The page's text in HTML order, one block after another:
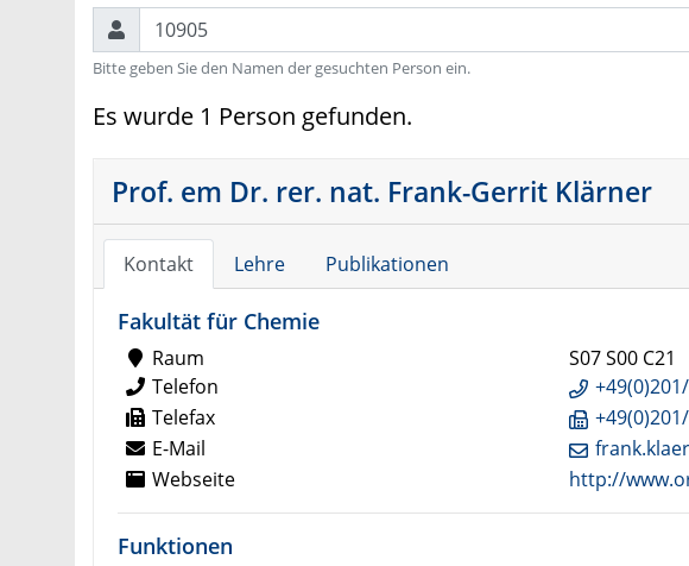
Suchen
Bitte geben Sie den Namen der gesuchten Person ein.
Es wurde 1 Person gefunden.
Prof. em Dr. rer. nat. Frank-Gerrit Klärner
Kontakt Lehre Publikationen
Fakultät für Chemie
Raum
S07 S00 C21
Telefon
Telefax
E-Mail
Webseite
http://
Funktionen